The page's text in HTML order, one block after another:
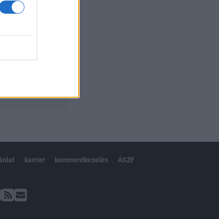
karrier kommentkezelés ÁSZF